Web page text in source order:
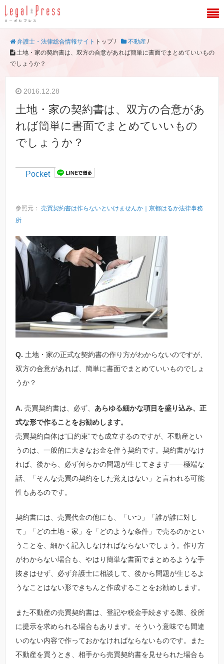
弁護士・法律総合情報サイト トップ / 不動産 /
土地・家の契約書は、双方の合意があれば簡単に書面でまとめていいもの
でしょうか？
2016.12.28
土地・家の契約書は、双方の合意があ
れば簡単に書面でまとめていいもの
でしょうか？
Pocket
参照元： 売買契約書は作らないといけませんか｜京都はるか法律事務
所
Q. 土地・家の正式な契約書の作り方がわからないのですが、
双方の合意があれば、簡単に書面でまとめていいものでしょ
うか？
A. 売買契約書は、必ず、 あらゆる細かな項目を盛り込み、正
式な形で作ることをお勧めします。
売買契約自体は“口約束”でも成立するのですが、不動産とい
うのは、一般的に大きなお金を伴う契約です。契約書がなけ
れば、後から、必ず何らかの問題が生じてきます――極端な
話、「そんな売買の契約をした覚えはない」と言われる可能
性もあるのです。
契約書には、売買代金の他にも、「いつ」「誰が誰に対し
て」「どの土地・家」を「どのような条件」で売るのかとい
うことを、細かく記入しなければならないでしょう。作り方
がわからない場合も、やはり簡単な書面でまとめるような手
抜きはせず、必ず弁護士に相談して、後から問題が生じるよ
うなことはない形できちんと作成することをお勧めします。
また不動産の売買契約書は、登記や税金手続きする際、役所
に提示を求められる場合もあります。そういう意味でも間違
いのない内容で作っておかなければならないものです。また
不動産を買うとき、相手から売買契約書を見せられた場合も